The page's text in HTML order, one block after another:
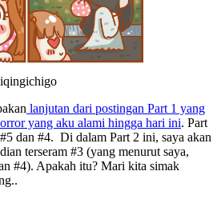
lanjutan dari postingan Part 1 yang
yang aku alami hingga hari ini. Part
dan #4. Di dalam Part 2 ini, saya akan
terseram #3 (yang menurut saya,
#4). Apakah itu? Mari kita simak